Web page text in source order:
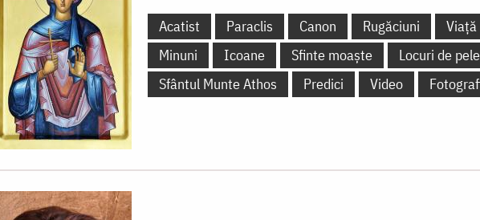
Acatist Paraclis Canon Rugăciuni
Viață
Minuni
Icoane Sfinte moaște
Locuri de
Sfântul Munte Athos
Predici Video